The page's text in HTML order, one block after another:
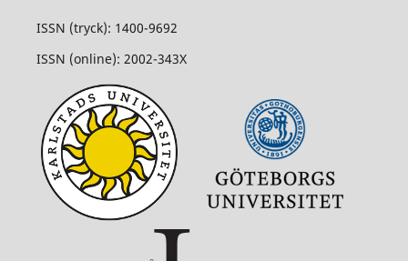
ISSN (tryck): 1400-9692
ISSN (online): 2002-343X